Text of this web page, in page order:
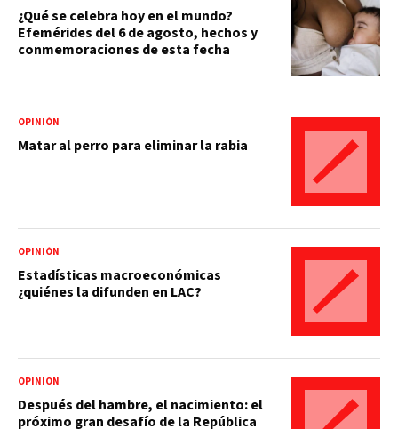
¿Qué se celebra hoy en el mundo?
Efemérides del 6 de agosto, hechos y
conmemoraciones de esta fecha
OPINIÓN
Matar al perro para eliminar la rabia
OPINIÓN
Estadísticas macroeconómicas
¿quiénes la difunden en LAC?
OPINIÓN
Después del hambre, el nacimiento: el
próximo gran desafío de la República